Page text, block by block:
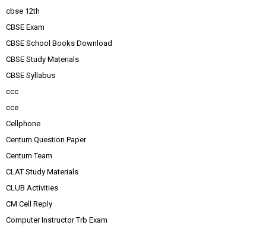
cbse 12th
CBSE Exam
CBSE School Books Download
CBSE Study Materials
CBSE Syllabus
ccc
cce
Cellphone
Centum Question Paper
Centum Team
CLAT Study Materials
CLUB Activities
CM Cell Reply
Computer Instructor Trb Exam